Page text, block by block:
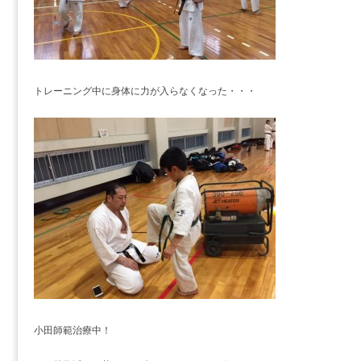
トレーニング中に身体に力が入らなくなった・・・
小田師範治療中！